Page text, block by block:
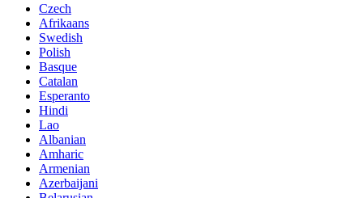
Czech
Afrikaans
Swedish
Polish
Basque
Catalan
Esperanto
Hindi
Lao
Albanian
Amharic
Armenian
Azerbaijani